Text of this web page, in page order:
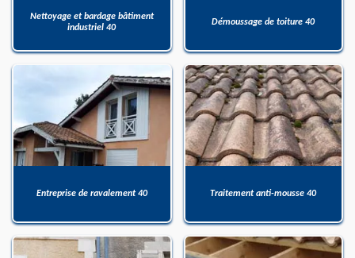
Nettoyage et bardage bâtiment
industriel 40
Démoussage de toiture 40
Entreprise de ravalement 40 Traitement anti-mousse 40